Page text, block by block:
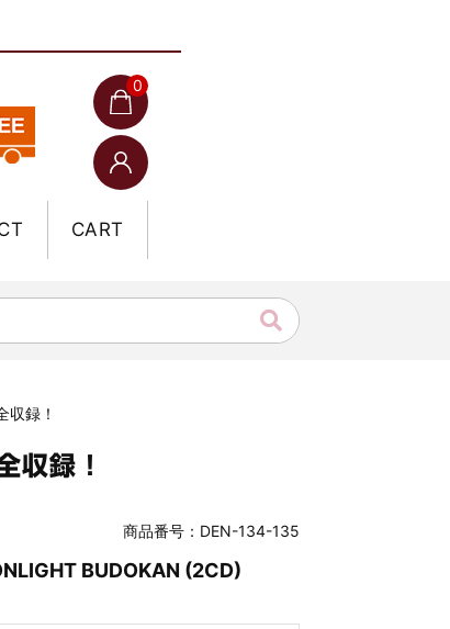
0
CART
録！
録！
商品番号：DEN-134-135
BUDOKAN (2CD)